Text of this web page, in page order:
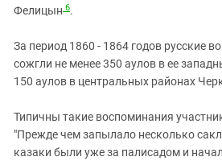
Фелицын 6.
За период 1860 - 1864 годов русские
сожгли не менее 350 аулов в ее
150 аулов в центральных районах
Типичны такие воспоминания
"Прежде чем запылало несколько
казаки были уже за палисадом и